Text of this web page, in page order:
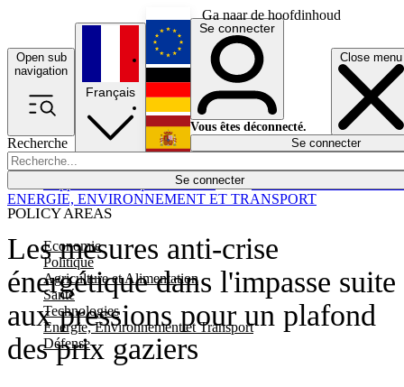
Ga naar de hoofdinhoud
Open sub
navigation
Close menu
Recherche
Se connecter
POLICY AREAS
Economie
Politique
Agriculture et Alimentation
Santé
Technologies
Energie, Environnement et Transport
Défense
Économie
Français
English
Deutsch
Español
Se connecter
Vous êtes déconnecté.
Se connecter
Les mesures anti-crise
énergétique dans l'impasse suite
aux pressions pour un plafond
des prix gaziers
ENERGIE, ENVIRONNEMENT ET TRANSPORT